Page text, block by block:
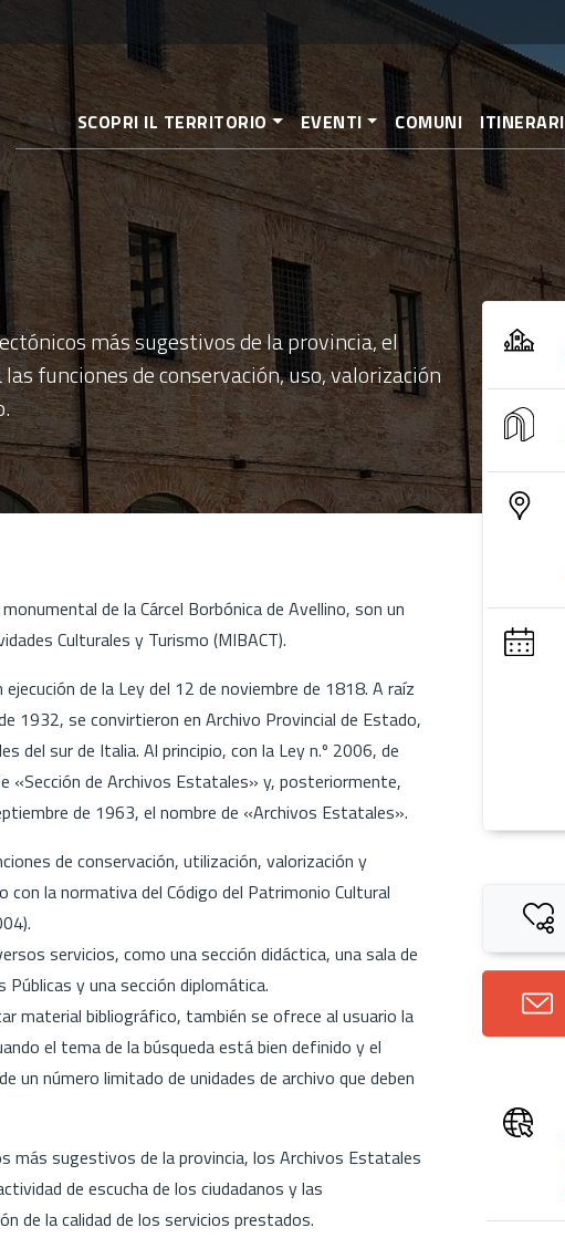
Pasar
al
contenido
principal
SCOPRI IL TERRITORIO EVENTI COMUNI ITINERARI
más sugestivos de la provincia, el
funciones de conservación, uso, valorización
de la Cárcel Borbónica de Avellino, son un
Culturales y Turismo (MIBACT).
de la Ley del 12 de noviembre de 1818. A raíz
1932, se convirtieron en Archivo Provincial de Estado,
del sur de Italia. Al principio, con la Ley n.º 2006, de
«Sección de Archivos Estatales» y, posteriormente,
de 1963, el nombre de «Archivos Estatales».
de conservación, utilización, valorización y
la normativa del Código del Patrimonio Cultural
servicios, como una sección didáctica, una sala de
y una sección diplomática.
material bibliográfico, también se ofrece al usuario la
el tema de la búsqueda está bien definido y el
un número limitado de unidades de archivo que deben
más sugestivos de la provincia, los Archivos Estatales
de escucha de los ciudadanos y las
de la calidad de los servicios prestados.